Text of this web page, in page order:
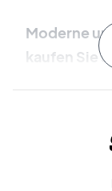
Moderne
kaufen Sie